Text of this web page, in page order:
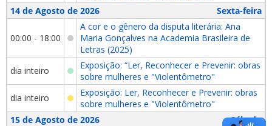
14 de Agosto de 2026
Sexta-feira
00:00 - 18:00
A cor e o gênero da disputa literária: Ana
Maria Gonçalves na Academia Brasileira de
Letras (2025)
dia inteiro
Exposição: “Ler, Reconhecer e Prevenir: obras
sobre mulheres e "Violentômetro"
dia inteiro
Exposição: Ler, Reconhecer e Prevenir: obras
sobre mulheres e "Violentômetro"
15 de Agosto de 2026
Sábado